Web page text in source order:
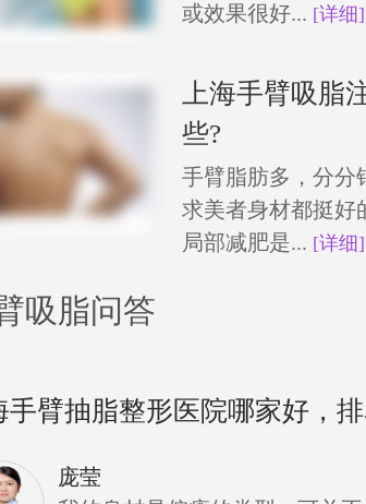
或效果很好... [详细]
上海手臂吸脂
些?
手臂脂肪多，分分
求美者身材都挺好
局部减肥是... [详细]
吸脂问答
手臂抽脂整形医院哪家好，
庞莹